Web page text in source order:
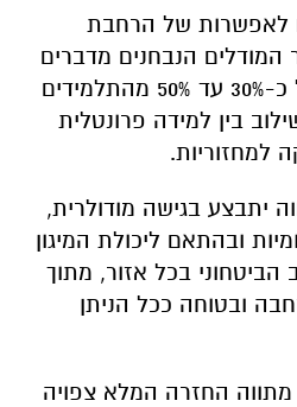
לאפשרות של הרחבת
הנבחנים מדברים
על חזרה הדרגתית של כ-30% עד 50% מהתלמידים
בין למידה פרונטלית
למחזוריות.
יתבצע בגישה מודולרית,
ובהתאם ליכולת המיגון
הביטחוני בכל אזור, מתוך
ובטוחה ככל הניתן
החזרה המלא צפויה